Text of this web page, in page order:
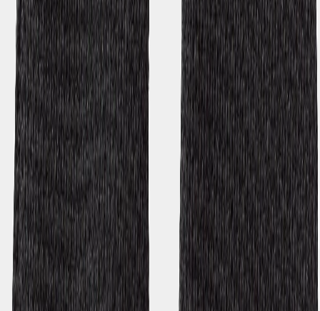
Beschreibung
Bewertungen & Rezensionen
4.0